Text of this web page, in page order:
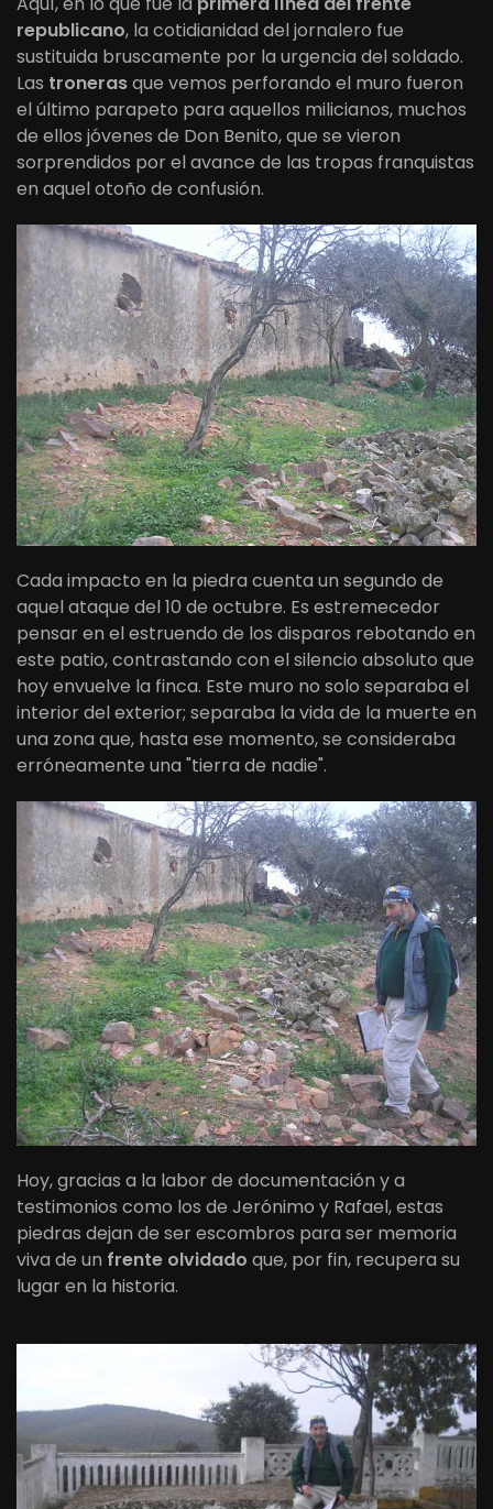
republicano, la cotidianidad del jornalero fue
sustituida bruscamente por la urgencia del soldado.
Las tronerasque vemos perforando el muro fueron
el último parapeto para aquellos milicianos, muchos
de ellos jóvenes de Don Benito, que se vieron
sorprendidos por el avance de las tropas franquistas
en aquel otoño de confusión.
Cada impacto en la piedra cuenta un segundo de
aquel ataque del 10 de octubre. Es estremecedor
pensar en el estruendo de los disparos rebotando en
este patio, contrastando con el silencio absoluto que
hoy envuelve la finca. Este muro no solo separaba el
interior del exterior; separaba la vida de la muerte en
una zona que, hasta ese momento, se consideraba
erróneamente una "tierra de nadie".
Hoy, gracias a la labor de documentación y a
testimonios como los de Jerónimo y Rafael, estas
piedras dejan de ser escombros para ser memoria
viva de un frente olvidado que, por fin, recupera su
lugar en la historia.